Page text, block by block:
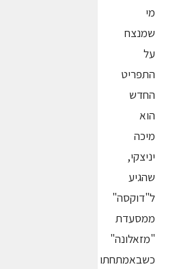
מי
שמנצח
על
התפריט
החדש
הוא
מיכה
יניצקי,
שהגיע
ל"דוקסה"
ממסעדת
"מזאלונה"
כשבאמתחתו